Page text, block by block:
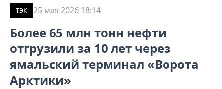
ТЭК 25 мая 2026 18:14
Более 65 млн тонн нефти
отгрузили за 10 лет через
ямальский терминал «Ворота
Арктики»